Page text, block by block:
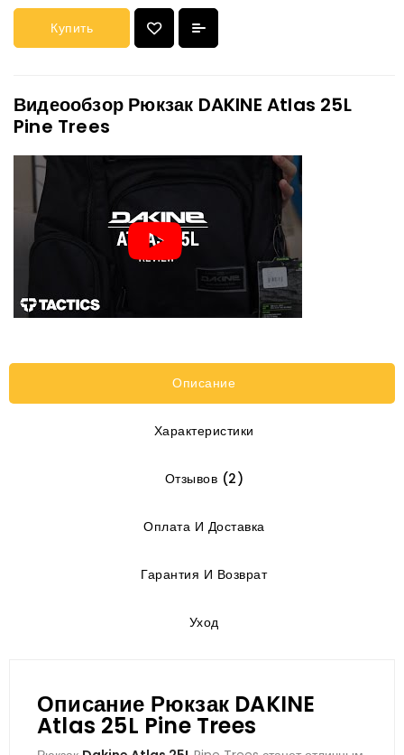
Купить
Видеообзор Рюкзак DAKINE Atlas 25L
Pine Trees
Описание
Характеристики
Отзывов (2)
Оплата И Доставка
Гарантия И Возврат
Уход
Описание Рюкзак DAKINE
Atlas 25L Pine Trees